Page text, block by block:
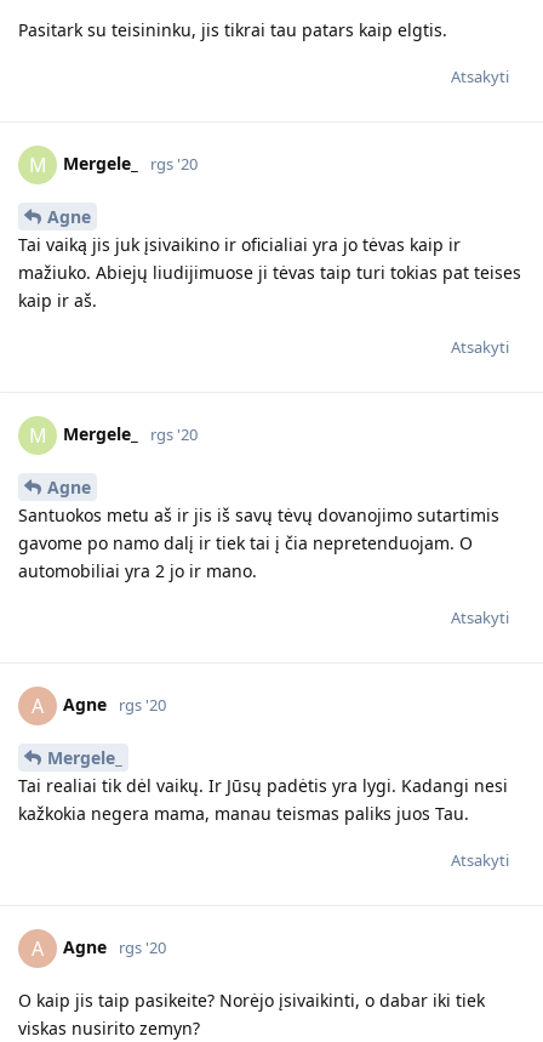
Pasitark su teisininku, jis tikrai tau patars kaip elgtis.
Atsakyti
M Mergele_ rgs '20
Agne
Tai vaiką jis juk įsivaikino ir oficialiai yra jo tėvas kaip ir
mažiuko. Abiejų liudijimuose ji tėvas taip turi tokias pat teises
kaip ir aš.
Atsakyti
M Mergele_ rgs '20
Agne
Santuokos metu aš ir jis iš savų tėvų dovanojimo sutartimis
gavome po namo dalį ir tiek tai į čia nepretenduojam. O
automobiliai yra 2 jo ir mano.
Atsakyti
A Agne rgs '20
Mergele_
Tai realiai tik dėl vaikų. Ir Jūsų padėtis yra lygi. Kadangi nesi
kažkokia negera mama, manau teismas paliks juos Tau.
Atsakyti
A Agne rgs '20
O kaip jis taip pasikeite? Norėjo įsivaikinti, o dabar iki tiek
viskas nusirito zemyn?